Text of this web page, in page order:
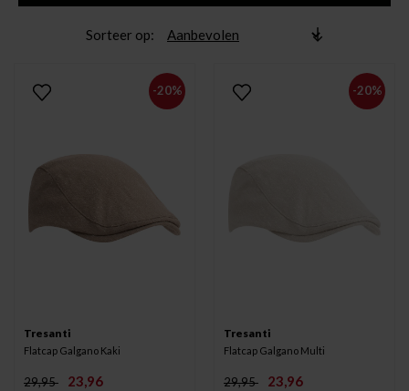
Sorteer op
-20%
Tresanti
Flatcap Galgano Kaki
29,95 23,96
-20%
Tresanti
Flatcap Galgano Multi
29,95 23,96